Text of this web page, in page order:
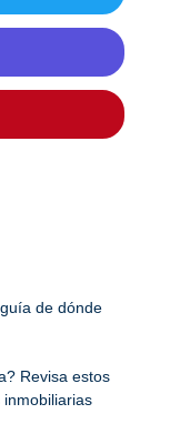
de dónde
Revisa estos